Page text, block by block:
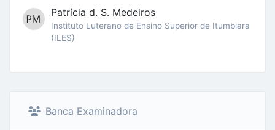
Patrícia d. S. Medeiros
Instituto Luterano de Ensino Superior de Itumbiara
(ILES)
Banca Examinadora